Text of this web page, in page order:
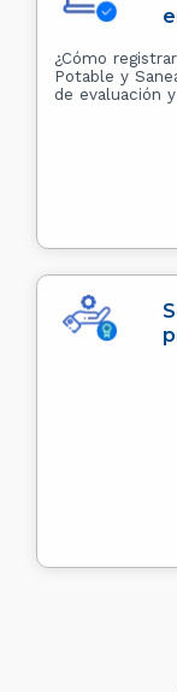
¿Cómo
Potable y
de evaluación